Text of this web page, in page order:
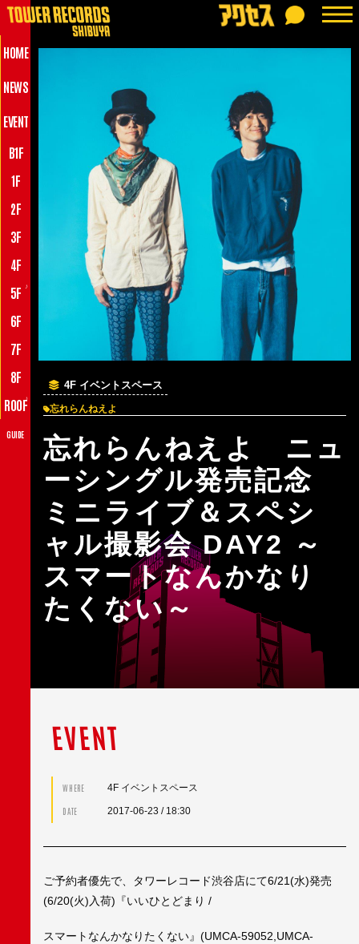
HOME
NEWS
EVENT
B1F
1F
2F
3F
4F
5F
♪
6F
7F
8F
ROOF♪
GUIDE
4F イベントスペース
忘れらんねえよ
忘れらんねえよ ニュ
ーシングル発売記念
ミニライブ＆スペシ
ャル撮影会 DAY2 ～
スマートなんかなり
たくない～
EVENT
WHERE 4F イベントスペース
DATE 2017-06-23 / 18:30
ご予約者優先で、タワーレコード渋谷店にて6/21(水)発売
(6/20(火)入荷)『いいひとどまり /
スマートなんかなりたくない』(UMCA-59052,UMCA-